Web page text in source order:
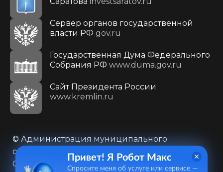
Сервер органов государственной
власти РФ gov.ru
Государственная Дума Федерального
Собрания РФ www.duma.gov.ru
Cайт Президента России
www.kremlin.ru
© Администрация муниципального
образования городского округа «Город
Саратов»
Привет! Я Робот Макс
Спросите меня об услуге или сервисе —